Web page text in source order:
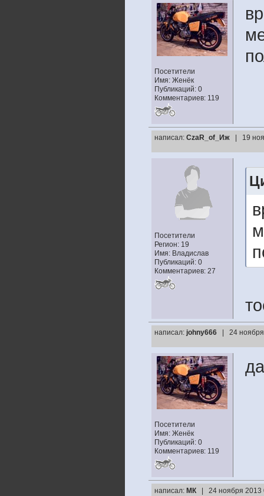
Посетители
Имя: Женёк
Публикаций: 0
Комментариев: 119
написал: CzaR_of_Иж | 19
Посетители
Регион: 19
Имя: Владислав
Публикаций: 0
Комментариев: 27
написал: johny666 | 24
Посетители
Имя: Женёк
Публикаций: 0
Комментариев: 119
написал: МК | 24 ноября